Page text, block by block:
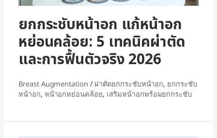
ยกกระชับหน้าอก แก้หน้าอก
หย่อนคล้อย: 5 เทคนิคผ่าตัด
และการฟื้นตัวจริง 2026
Breast Augmentation / ผ่าตัดยกกระชับหน้าอก, ยกกระชับ
หน้าอก, หน้าอกหย่อนคล้อย, เสริมหน้าอกพร้อมยกกระชับ